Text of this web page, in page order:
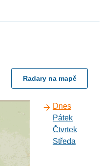
Radary na mapě
Dnes
Pátek
Čtvrtek
Středa